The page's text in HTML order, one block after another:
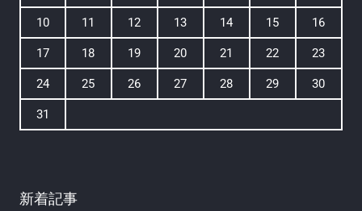
10 11 12 13 14 15 16
17 18 19 20 21 22 23
24 25 26 27 28 29 30
31
新着記事